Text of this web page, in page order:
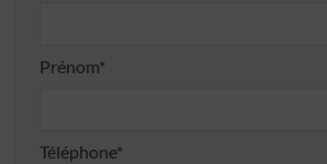
Prénom*
Téléphone*